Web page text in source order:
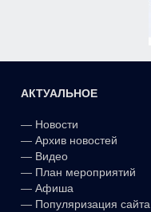
АКТУАЛЬНОЕ
— Новости
— Архив новостей
— Видео
— План мероприятий
— Афиша
— Популяризация сайта